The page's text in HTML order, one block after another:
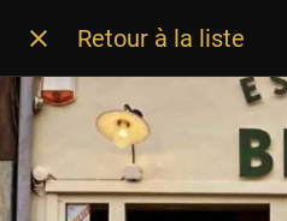
Retour à la liste